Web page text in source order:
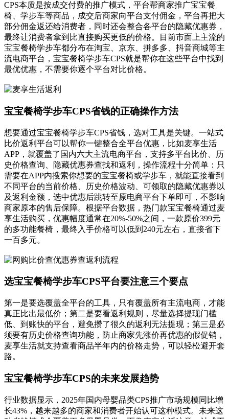
CPS本质是按成交付费的推广模式，平台帮商家推广宝宝餐
椅、学步车等商品，成交后商家向平台支付佣金，平台再把大
部分佣金返还给消费者，同时还会整合各平台的隐藏优惠券，
最终让消费者拿到比直接购买更低的价格。目前市面上主流的
宝宝餐椅学步车都分布在淘宝、京东、拼多多、抖音商城等主
流电商平台，宝宝餐椅学步车CPS就是帮你在这些平台中找到
最优优惠，不需要你逐个平台对比价格。
宝宝餐椅学步车CPS省钱的正确操作方法
想要通过宝宝餐椅学步车CPS省钱，选对工具是关键。一站式
比价返利平台可以帮你一键整合全平台优惠，比如麦享生活
APP，就覆盖了国内六大主流电商平台，支持多平台比价、历
史价格查询、隐藏优惠券查找和返利，操作流程十分简单：只
需要在APP内搜索你想要的宝宝餐椅或学步车，就能直接看到
不同平台的当前价格、历史价格波动、可领取的隐藏优惠券以
及返利金额，选中优惠后跳转至原电商平台下单即可，不影响
商家原本的售后保障。根据平台数据，热门款宝宝餐椅通过麦
享生活购买，优惠幅度通常在20%-50%之间，一款原价399元
的多功能餐椅，最终入手价格可以低到240元左右，直接省下
一百多元。
选宝宝餐椅学步车CPS平台要注意三个要点
第一是要选覆盖全平台的工具，只有覆盖所有主流电商，才能
真正比出最低价；第二是要看返利规则，尽量选择提现门槛
低、到账快的平台，避免攒了很久的返利无法提现；第三是必
须要有历史价格查询功能，防止商家先涨价再优惠的假促销，
麦享生活就支持查看商品半年内的价格走势，可以轻松避开套
路。
宝宝餐椅学步车CPS的未来发展趋势
行业数据显示，2025年国内母婴品类CPS推广市场规模同比增
长43%，越来越多的商家和消费者开始认可这种模式。未来这